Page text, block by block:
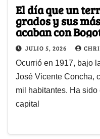
El día que un
grados y sus
acaban con
JULIO 5, 2026
Ocurrió en 1917, bajo
José Vicente Concha,
mil habitantes. Ha
capital